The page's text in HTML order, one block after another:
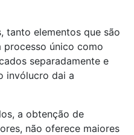
tanto elementos que são
único como
separadamente e
invólucro dai a
a obtenção de
não oferece maiores